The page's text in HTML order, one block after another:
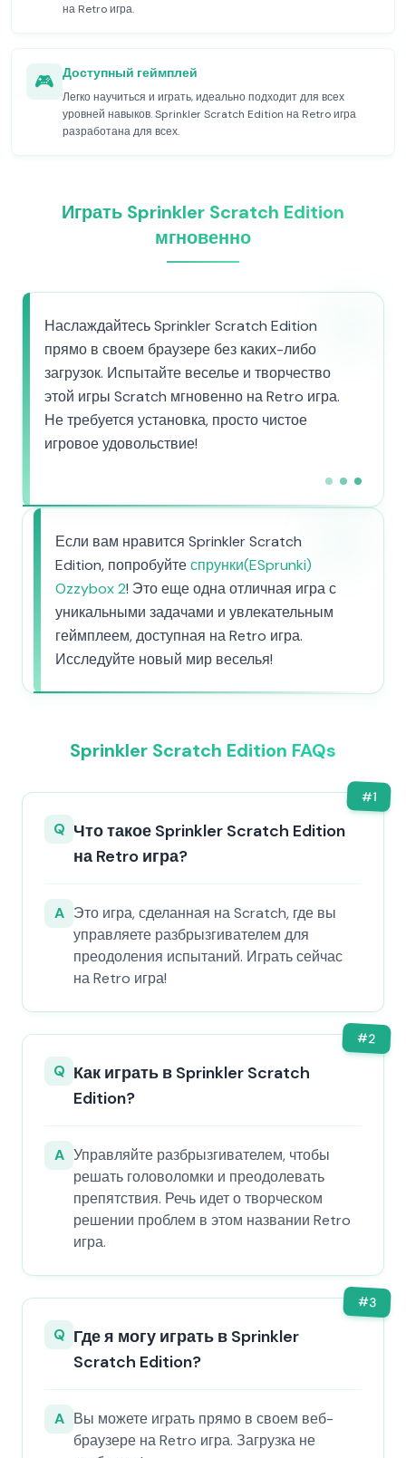
на Retro игра.
🎮 Доступный геймплей
Легко научиться и играть, идеально подходит для всех
уровней навыков. Sprinkler Scratch Edition на Retro игра
разработана для всех.
Играть Sprinkler Scratch Edition
мгновенно
Наслаждайтесь Sprinkler Scratch Edition
прямо в своем браузере без каких-либо
загрузок. Испытайте веселье и творчество
этой игры Scratch мгновенно на Retro игра.
Не требуется установка, просто чистое
игровое удовольствие!
Если вам нравится Sprinkler Scratch
Edition, попробуйтеспрунки(ESprunki)
Ozzybox 2! Это еще одна отличная игра с
уникальными задачами и увлекательным
геймплеем, доступная на Retro игра.
Исследуйте новый мир веселья!
Sprinkler Scratch Edition FAQs
#1
Q Что такое Sprinkler Scratch Edition
на Retro игра?
A Это игра, сделанная на Scratch, где вы
управляете разбрызгивателем для
преодоления испытаний. Играть сейчас
на Retro игра!
#2
Q Как играть в Sprinkler Scratch
Edition?
A Управляйте разбрызгивателем, чтобы
решать головоломки и преодолевать
препятствия. Речь идет о творческом
решении проблем в этом названии Retro
игра.
#3
Q Где я могу играть в Sprinkler
Scratch Edition?
A Вы можете играть прямо в своем веб-
браузере на Retro игра. Загрузка не